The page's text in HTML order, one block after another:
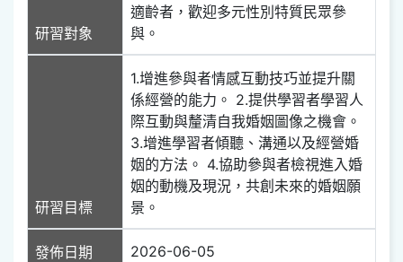
研習對象
適齡者，歡迎多元性別特質民眾參
與。
研習目標
1.增進參與者情感互動技巧並提升關
係經營的能力。 2.提供學習者學習人
際互動與釐清自我婚姻圖像之機會。
3.增進學習者傾聽、溝通以及經營婚
姻的方法。 4.協助參與者檢視進入婚
姻的動機及現況，共創未來的婚姻願
景。
發佈日期 2026-06-05